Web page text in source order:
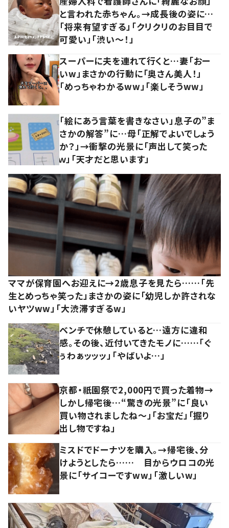
と言われた赤ちゃん。→成長後の姿に…
「将来有望すぎる」「クリクリのお目目で
可愛い」「渋い～！」
スーパーに夫を連れて行くと…妻「おー
いw」まさかの行動に「奥さん美人！」
「めっちゃわかるww」「楽しそうww」
「絵にあう言葉を書きなさい」息子の”ま
さかの解答”に…母「正解でよいでしょう
か？」→衝撃の光景に「声出して笑った
ｗ」「天才だと思います」
ママが保育園へお迎えに→2歳息子を見たら……「先
生とめっちゃ笑った」まさかの姿に「幼児しか許されな
いヤツww」「大渋滞すぎるw」
ベンチで休憩していると…遠方に違和
感。その後、近付いてきたモノに……「ぐ
ぅわぁッッッ」「やばいよ…」
京都・祇園祭で2,000円で買った着物→
しかし帰宅後…“驚きの光景”に「良い
買い物されましたね～」「お宝だ」「掘り
出し物ですね」
ミスドでドーナツを購入。→帰宅後、分
けようとしたら…… 目からウロコの光
景に「サイコーですww」「激しいw」